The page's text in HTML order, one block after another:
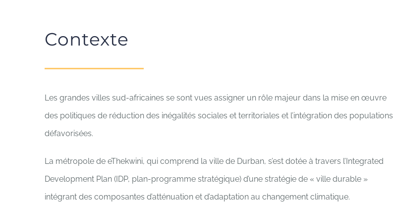
Contexte
Les grandes villes sud-africaines se sont vues assigner un rôle majeur dans la mise en œuvre
des politiques de réduction des inégalités sociales et territoriales et l’intégration des populations
défavorisées.
La métropole de eThekwini, qui comprend la ville de Durban, s’est dotée à travers l’Integrated
Development Plan (IDP, plan-programme stratégique) d’une stratégie de « ville durable »
intégrant des composantes d’atténuation et d’adaptation au changement climatique.